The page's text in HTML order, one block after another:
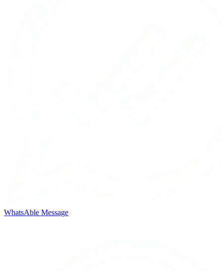
WhatsAble Message